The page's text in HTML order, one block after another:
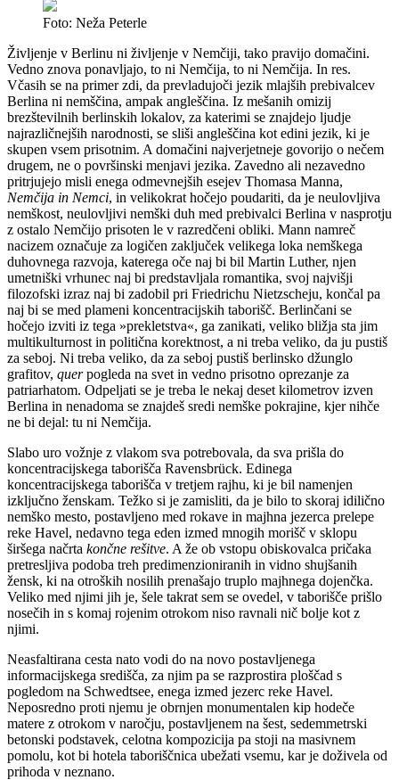
Foto: Neža Peterle
Življenje v Berlinu ni življenje v Nemčiji, tako pravijo domačini.
Vedno znova ponavljajo, to ni Nemčija, to ni Nemčija. In res.
Včasih se na primer zdi, da prevladujoči jezik mlajših prebivalcev
Berlina ni nemščina, ampak angleščina. Iz mešanih omizij
brezštevilnih berlinskih lokalov, za katerimi se znajdejo ljudje
najrazličnejših narodnosti, se sliši angleščina kot edini jezik, ki je
skupen vsem prisotnim. A domačini najverjetneje govorijo o nečem
drugem, ne o površinski menjavi jezika. Zavedno ali nezavedno
pritrjujejo misli enega odmevnejših esejev Thomasa Manna,
Nemčija in Nemci, in velikokrat hočejo poudariti, da je neulovljiva
nemškost, neulovljivi nemški duh med prebivalci Berlina v nasprotju
z ostalo Nemčijo prisoten le v razredčeni obliki. Mann namreč
nacizem označuje za logičen zaključek velikega loka nemškega
duhovnega razvoja, katerega oče naj bi bil Martin Luther, njen
umetniški vrhunec naj bi predstavljala romantika, svoj najvišji
filozofski izraz naj bi zadobil pri Friedrichu Nietzscheju, končal pa
naj bi se med plameni koncentracijskih taborišč. Berlinčani se
hočejo izviti iz tega »prekletstva«, ga zanikati, veliko bližja sta jim
multikulturnost in politična korektnost, a ni treba veliko, da ju pustiš
za seboj. Ni treba veliko, da za seboj pustiš berlinsko džunglo
grafitov, querpogleda na svet in vedno prisotno oprezanje za
patriarhatom. Odpeljati se je treba le nekaj deset kilometrov izven
Berlina in nenadoma se znajdeš sredi nemške pokrajine, kjer nihče
ne bi dejal: tu ni Nemčija.
Slabo uro vožnje z vlakom sva potrebovala, da sva prišla do
koncentracijskega taborišča Ravensbrück. Edinega
koncentracijskega taborišča v tretjem rajhu, ki je bil namenjen
izključno ženskam. Težko si je zamisliti, da je bilo to skoraj idilično
nemško mesto, postavljeno med rokave in majhna jezerca prelepe
reke Havel, nedavno tega eden izmed mnogih morišč v sklopu
širšega načrta končne rešitve. A že ob vstopu obiskovalca pričaka
pretresljiva podoba treh predimenzioniranih in vidno shujšanih
žensk, ki na otroških nosilih prenašajo truplo majhnega dojenčka.
Veliko med njimi jih je, šele takrat sem se ovedel, v taborišče prišlo
nosečih in s komaj rojenim otrokom niso ravnali nič bolje kot z
njimi.
Neasfaltirana cesta nato vodi do na novo postavljenega
informacijskega središča, za njim pa se razprostira ploščad s
pogledom na Schwedtsee, enega izmed jezerc reke Havel.
Neposredno proti njemu je obrnjen monumentalen kip hodeče
matere z otrokom v naročju, postavljenem na šest, sedemmetrski
betonski podstavek, celotna kompozicija pa stoji na masivnem
pomolu, kot bi hotela taboriščnica ubežati vsemu, kar je doživela od
prihoda v neznano.